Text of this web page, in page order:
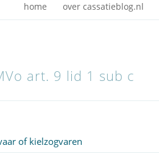
home over cassatieblog.nl
art. 9 lid 1 sub c
of kielzogvaren